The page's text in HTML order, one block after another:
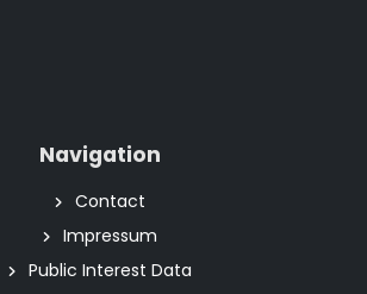
Navigation
Contact
Impressum
Public Interest Data